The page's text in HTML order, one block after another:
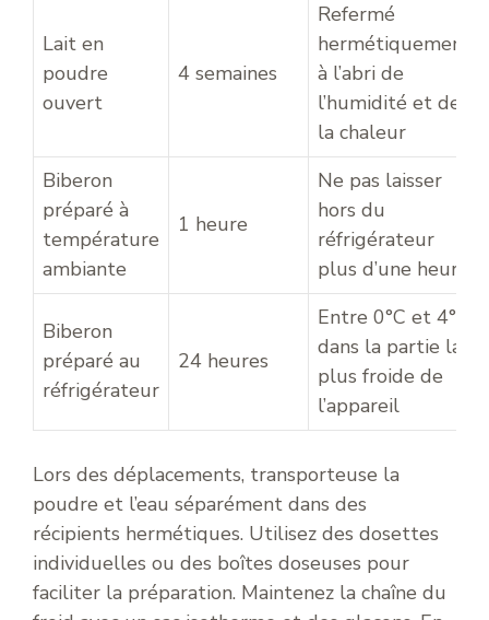
Lait en
poudre
ouvert
4 semaines
Refermé
hermétiquement,
à l’abri de
l’humidité et de
la chaleur
Biberon
préparé à
température
ambiante
1 heure
Ne pas laisser
hors du
réfrigérateur
plus d’une heure
Biberon
préparé au
réfrigérateur
24 heures
Entre 0°C et 4°C,
dans la partie la
plus froide de
l’appareil
Lors des déplacements, transporteuse la
poudre et l’eau séparément dans des
récipients hermétiques. Utilisez des dosettes
individuelles ou des boîtes doseuses pour
faciliter la préparation. Maintenez la chaîne du